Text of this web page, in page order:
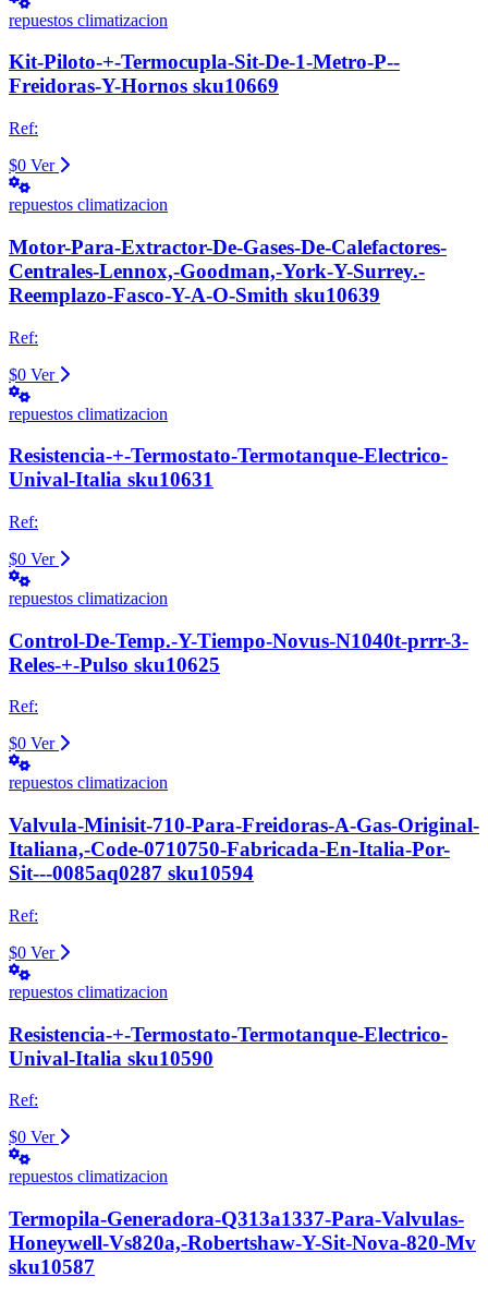
repuestos climatizacion
Kit-Piloto-+-Termocupla-Sit-De-1-Metro-P--
Freidoras-Y-Hornos sku10669
Ref:
$0 Ver
repuestos climatizacion
Motor-Para-Extractor-De-Gases-De-Calefactores-
Centrales-Lennox,-Goodman,-York-Y-Surrey.-
Reemplazo-Fasco-Y-A-O-Smith sku10639
Ref:
$0 Ver
repuestos climatizacion
Resistencia-+-Termostato-Termotanque-Electrico-
Unival-Italia sku10631
Ref:
$0 Ver
repuestos climatizacion
Control-De-Temp.-Y-Tiempo-Novus-N1040t-prrr-3-
Reles-+-Pulso sku10625
Ref:
$0 Ver
repuestos climatizacion
Valvula-Minisit-710-Para-Freidoras-A-Gas-Original-
Italiana,-Code-0710750-Fabricada-En-Italia-Por-
Sit---0085aq0287 sku10594
Ref:
$0 Ver
repuestos climatizacion
Resistencia-+-Termostato-Termotanque-Electrico-
Unival-Italia sku10590
Ref:
$0 Ver
repuestos climatizacion
Termopila-Generadora-Q313a1337-Para-Valvulas-
Honeywell-Vs820a,-Robertshaw-Y-Sit-Nova-820-Mv
sku10587